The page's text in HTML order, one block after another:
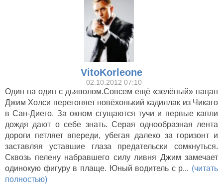
Ничего себе
поездочка... (2001)
VitoKorleone
02.10.2012 07:10
Один на один с дьяволом.Совсем ещё «зелёный» пацан
Джим Холси перегоняет новёхонький кадиллак из Чикаго
в Сан-Диего. За окном сгущаются тучи и первые капли
дождя дают о себе знать. Серая однообразная лента
дороги петляет впереди, убегая далеко за горизонт и
заставляя уставшие глаза предательски сомкнуться.
Сквозь пелену набравшего силу ливня Джим замечает
одинокую фигуру в плаще. Юный водитель с р... (читать
полностью)